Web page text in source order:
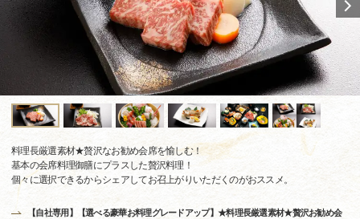
料理長厳選素材★贅沢なお勧め会席を愉しむ！
基本の会席料理御膳にプラスした贅沢料理！
個々に選択できるからシェアしてお召上がりいただくのがおススメ。
【自社専用】【選べる豪華お料理グレードアップ】★料理長厳選素材★贅沢お勧め会